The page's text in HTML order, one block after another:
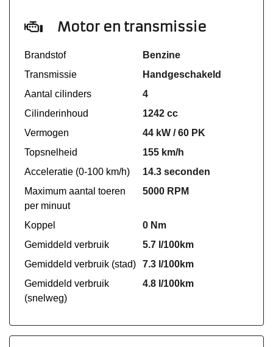
Motor en transmissie
Brandstof
Benzine
Transmissie
Handgeschakeld
Aantal cilinders
4
Cilinderinhoud
1242 cc
Vermogen
44 kW / 60 PK
Topsnelheid
155 km/h
Acceleratie (0-100 km/h)
14.3 seconden
Maximum aantal toeren
per minuut
5000 RPM
Koppel
0 Nm
Gemiddeld verbruik
5.7 l/100km
Gemiddeld verbruik (stad)
7.3 l/100km
Gemiddeld verbruik
(snelweg)
4.8 l/100km